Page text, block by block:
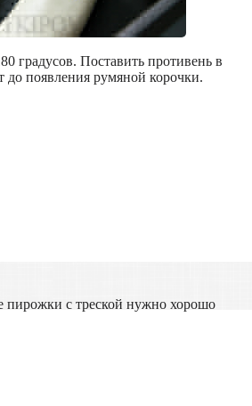
градусов. Поставить противень в
до появления румяной корочки.
пирожки с треской нужно хорошо